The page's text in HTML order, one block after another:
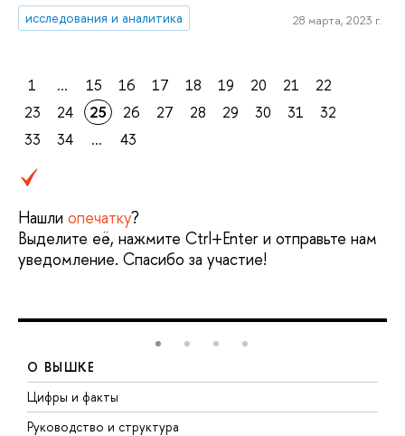
исследования и аналитика
28 марта, 2023 г.
1 ... 15 16 17 18 19 20 21
22
23
24 25 26 27 28 29 30 31
32
33
34 ... 43
Нашли опечатку?
Выделите её, нажмите Ctrl+Enter и отправьте нам
уведомление. Спасибо за участие!
О ВЫШКЕ
Цифры и факты
Руководство и структура